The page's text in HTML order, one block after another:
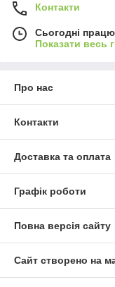
Контакти
Сьогодні
Показати весь
Про нас
Контакти
Доставка та оплата
Графік роботи
Повна версія сайту
Сайт створено на